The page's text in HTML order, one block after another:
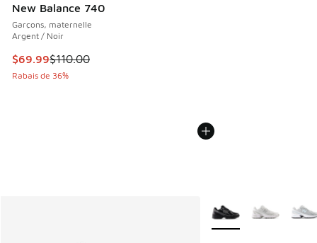
New Balance 740
Garçons, maternelle
Argent / Noir
Cet article est en solde. Le prix est passé de $110.00 à
$69.99$110.00
Rabais de 36%
Plus de couleurs